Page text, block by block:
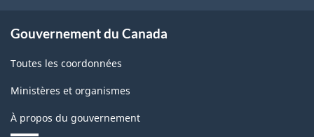
Gouvernement du Canada
Toutes les coordonnées
Ministères et organismes
À propos du gouvernement